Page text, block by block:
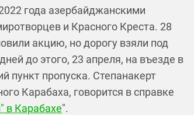
года азербайджанскими
и Красного Креста. 28
акцию, но дорогу взяли под
до этого, 23 апреля, на въезде в
пункт пропуска. Степанакерт
Карабаха, говорится в справке
в Карабахе".